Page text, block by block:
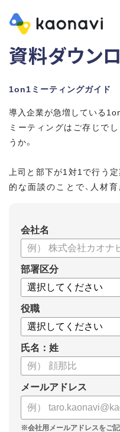
資料ダウン
1on1ミーティングガイド
導入企業が急増している
ミーティングはご存じでし
うか。
上司と部下が1対1で行う定
的な面談のことで、人材
こちらの資料では、
・1on1とは何か？
・1on1の基本的なやり方
・ 1on1 の基本アジェンダと
についてまとめましたので
会社名
部署区分
役職
氏名：姓
メールアドレス